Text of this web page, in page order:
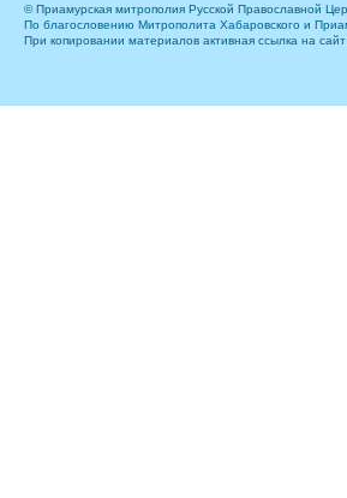
© Приамурская митрополия Русской Православной
По благословению Митрополита Хабаровского и
При копировании материалов активная ссылка на сайт